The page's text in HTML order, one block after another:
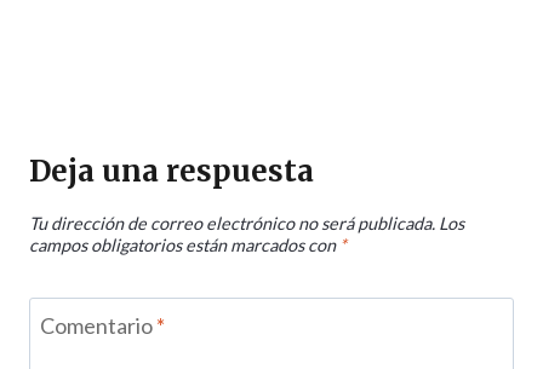
Deja una respuesta
Tu dirección de correo electrónico no será publicada. Los
campos obligatorios están marcados con *
Comentario*